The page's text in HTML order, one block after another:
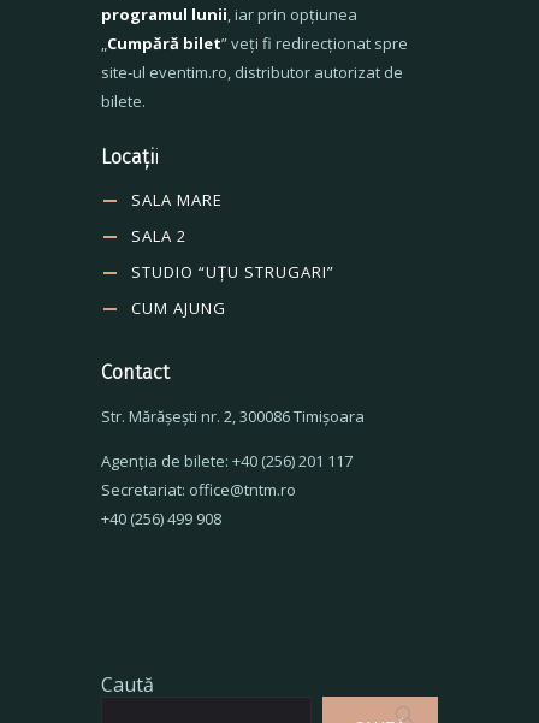
programul lunii, iar prin opțiunea
„Cumpără bilet” veți fi redirecționat spre
site-ul eventim.ro, distributor autorizat de
bilete.
Locații
SALA MARE
SALA 2
STUDIO “UȚU STRUGARI”
CUM AJUNG
Contact
Str. Mărăşeşti nr. 2, 300086 Timişoara
Agenţia de bilete: +40 (256) 201 117
Secretariat: office@tntm.ro
+40 (256) 499 908
Caută